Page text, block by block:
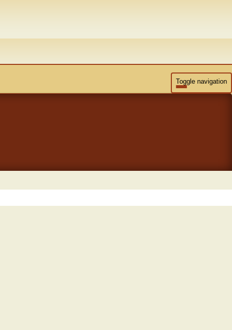
Toggle navigation